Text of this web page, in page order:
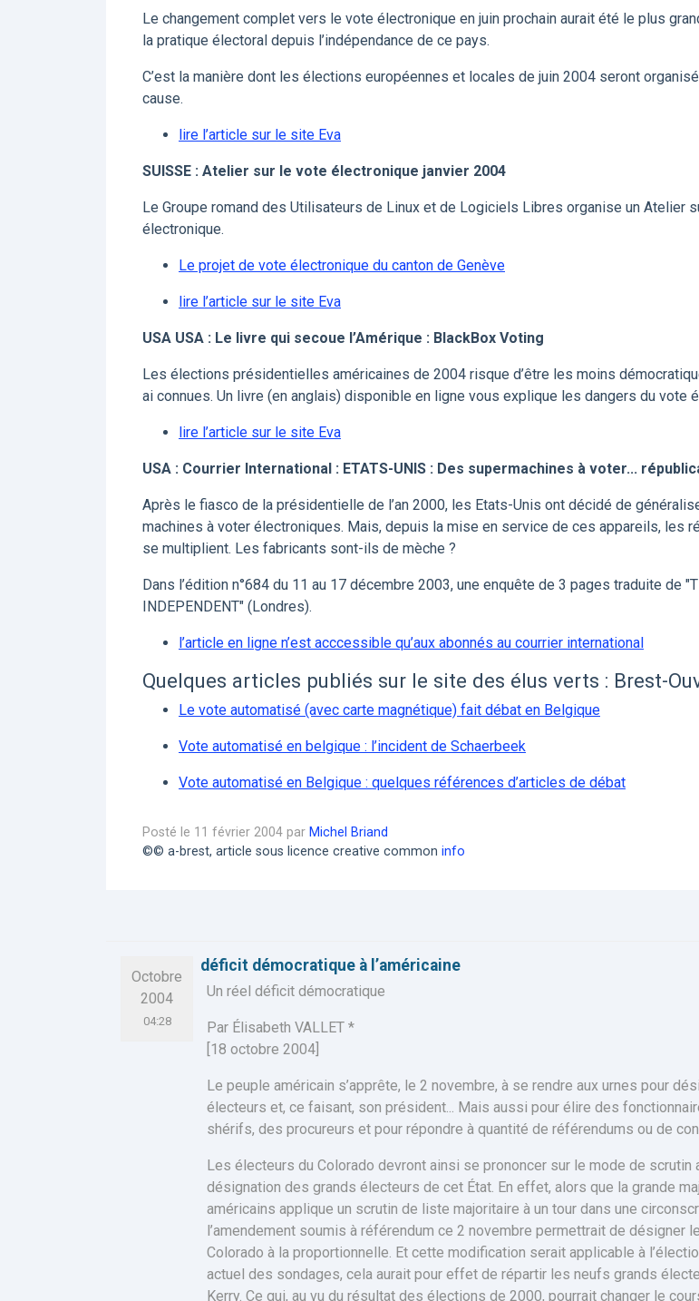
Le changement complet vers le vote électronique en juin prochain aurait été le plus
la pratique électoral depuis l’indépendance de ce pays.
C’est la manière dont les élections européennes et locales de juin 2004 seront
cause.
lire l’article sur le site Eva
SUISSE : Atelier sur le vote électronique janvier 2004
Le Groupe romand des Utilisateurs de Linux et de Logiciels Libres organise un Atelier
électronique.
Le projet de vote électronique du canton de Genève
lire l’article sur le site Eva
USA USA : Le livre qui secoue l’Amérique : BlackBox Voting
Les élections présidentielles américaines de 2004 risque d’être les moins
ai connues. Un livre (en anglais) disponible en ligne vous explique les dangers du vote
lire l’article sur le site Eva
USA : Courrier International : ETATS-UNIS : Des supermachines à voter...
Après le fiasco de la présidentielle de l’an 2000, les Etats-Unis ont décidé de
machines à voter électroniques. Mais, depuis la mise en service de ces appareils, les
se multiplient. Les fabricants sont-ils de mèche ?
Dans l’édition n°684 du 11 au 17 décembre 2003, une enquête de 3 pages traduite de
INDEPENDENT" (Londres).
l’article en ligne n’est acccessible qu’aux abonnés au courrier international
Quelques articles publiés sur le site des élus verts : Brest-
Le vote automatisé (avec carte magnétique) fait débat en Belgique
Vote automatisé en belgique : l’incident de Schaerbeek
Vote automatisé en Belgique : quelques références d’articles de débat
Posté le 11 février 2004 par Michel Briand
©© a-brest, article sous licence creative common info
Octobre
2004
04:28
déficit démocratique à l’américaine
Un réel déficit démocratique
Par Élisabeth VALLET *
[18 octobre 2004]
Le peuple américain s’apprête, le 2 novembre, à se rendre aux urnes pour
électeurs et, ce faisant, son président... Mais aussi pour élire des
shérifs, des procureurs et pour répondre à quantité de référendums ou de
Les électeurs du Colorado devront ainsi se prononcer sur le mode de scrutin
désignation des grands électeurs de cet État. En effet, alors que la grande
américains applique un scrutin de liste majoritaire à un tour dans une
l’amendement soumis à référendum ce 2 novembre permettrait de désigner
Colorado à la proportionnelle. Et cette modification serait applicable à
actuel des sondages, cela aurait pour effet de répartir les neufs grands
Kerry. Ce qui, au vu du résultat des élections de 2000, pourrait changer le